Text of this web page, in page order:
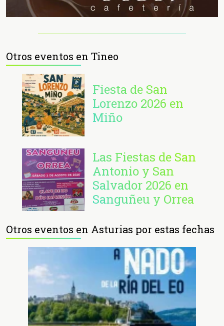
Otros eventos en Tineo
Fiesta de San
Lorenzo 2026 en
Miño
Las Fiestas de San
Antonio y San
Salvador 2026 en
Sanguñeu y Orrea
Otros eventos en Asturias por estas fechas